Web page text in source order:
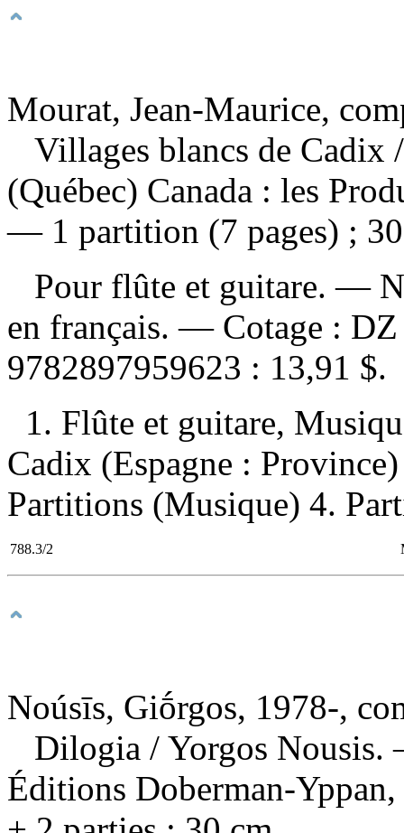
Mourat, Jean-Maurice,
Villages blancs de Cadix
(Québec) Canada : les
— 1 partition (7 pages) ;
Pour flûte et guitare. —
en français. — Cotage :
9782897959623 : 13,91 $.
1. Flûte et guitare,
Cadix (Espagne :
Partitions (Musique) 4.
788.3/2
Noúsīs, Giṓrgos, 1978-,
Dilogia / Yorgos Nousis.
Éditions Doberman-